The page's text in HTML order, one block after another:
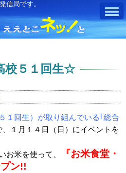
信局です。
校５１回生☆
１回生）が取り組んでいる｢総合
、１月１４日（日）にイベントを
お米を使って、
『お米食堂・
ン!!